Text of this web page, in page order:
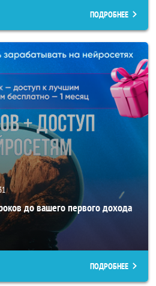
ПОДРОБНЕЕ
до вашего первого дохода
ПОДРОБНЕЕ